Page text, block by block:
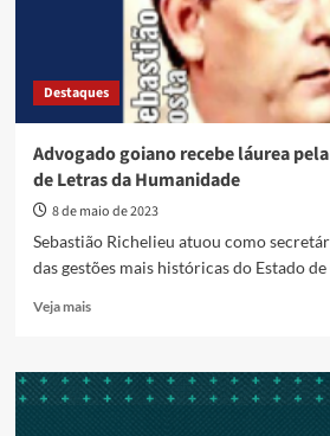
Destaques
Advogado goiano recebe láurea
de Letras da Humanidade
8 de maio de 2023
Sebastião Richelieu atuou como
das gestões mais históricas do Estado
Veja maisRead
Advogado
goiano